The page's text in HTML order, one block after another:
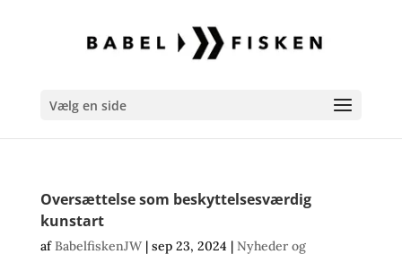
Vælg en side
Oversættelse som beskyttelsesværdig
kunstart
afBabelfiskenJW| sep 23, 2024 | Nyheder og